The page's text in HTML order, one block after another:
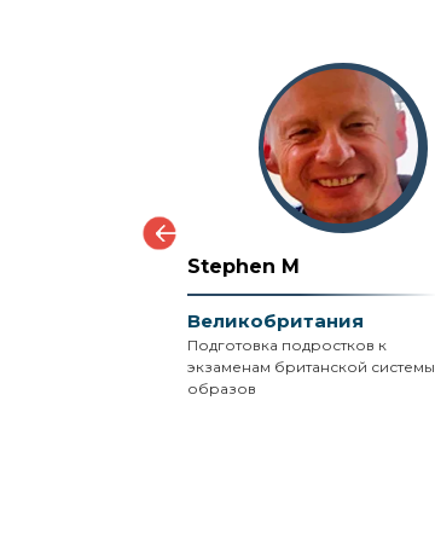
Stephen M
Великобритания
Подготовка подростков к
экзаменам британской системы
образов